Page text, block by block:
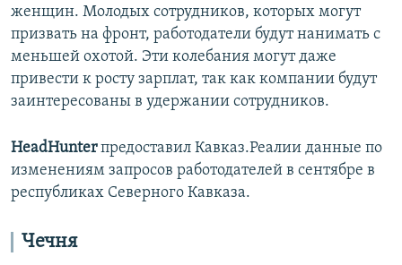
женщин. Молодых сотрудников, которых могут
призвать на фронт, работодатели будут нанимать с
меньшей охотой. Эти колебания могут даже
привести к росту зарплат, так как компании будут
заинтересованы в удержании сотрудников.
HeadHunterпредоставил Кавказ.Реалии данные по
изменениям запросов работодателей в сентябре в
республиках Северного Кавказа.
Чечня